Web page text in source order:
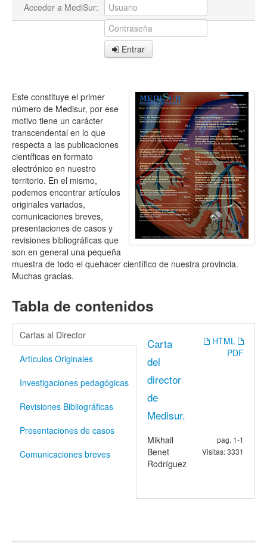
Acceder a MediSur:
Entrar
Este constituye el primer
número de Medisur, por ese
motivo tiene un carácter
transcendental en lo que
respecta a las publicaciones
científicas en formato
electrónico en nuestro
territorio. En el mismo,
podemos encontrar artículos
originales variados,
comunicaciones breves,
presentaciones de casos y
revisiones bibliográficas que
son en general una pequeña
muestra de todo el quehacer científico de nuestra provincia.
Muchas gracias.
Tabla de contenidos
Cartas al Director
Artículos Originales
Investigaciones pedagógicas
Revisiones Bibliográficas
Presentaciones de casos
Comunicaciones breves
Carta
del
director
de
Medisur.
HTML
PDF
Mikhail
Benet
Rodríguez
pag. 1-1
Visitas: 3331